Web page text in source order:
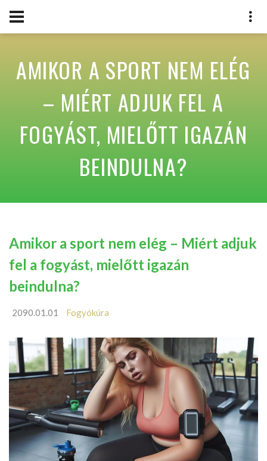
AMIKOR A SPORT NEM ELÉG
– MIÉRT ADJUK FEL A
FOGYÁST, MIELŐTT IGAZÁN
BEINDULNA?
Amikor a sport nem elég – Miért adjuk
fel a fogyást, mielőtt igazán
beindulna?
2090.01.01 Fogyókúra